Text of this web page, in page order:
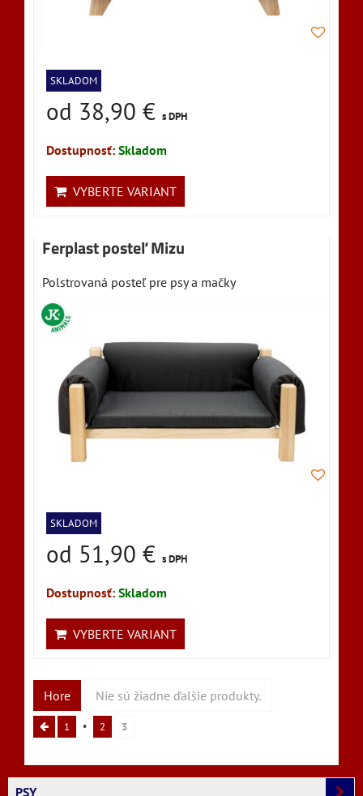
SKLADOM
od 38,90 € s DPH
Dostupnosť: Skladom
VYBERTE VARIANT
Ferplast posteľ Mizu
Polstrovaná posteľ pre psy a mačky
SKLADOM
od 51,90 € s DPH
Dostupnosť: Skladom
VYBERTE VARIANT
Hore Nie sú žiadne ďalšie produkty.
1 2 3
PSY